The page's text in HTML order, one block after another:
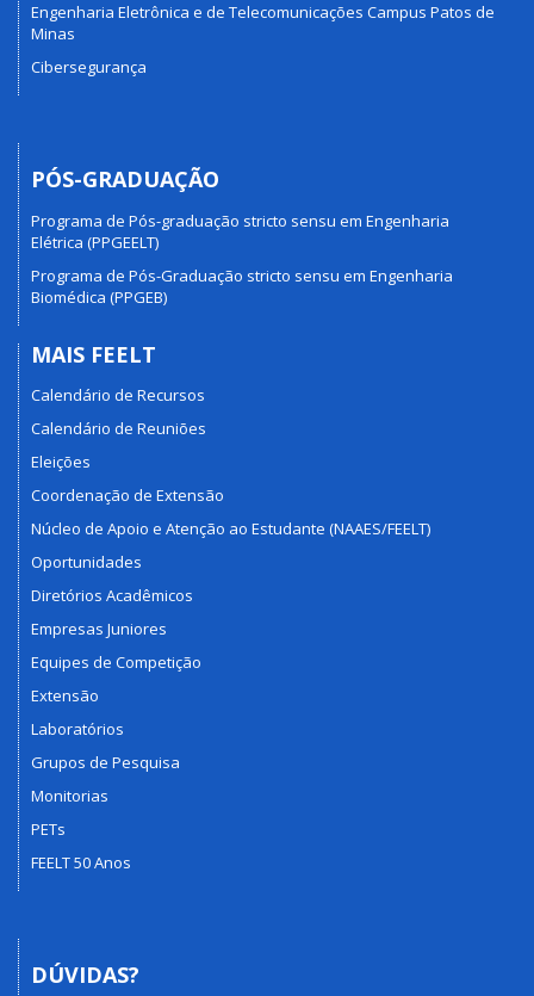
Engenharia Eletrônica e de Telecomunicações Campus Patos de
Minas
Cibersegurança
PÓS-GRADUAÇÃO
Programa de Pós-graduação stricto sensu em Engenharia
Elétrica (PPGEELT)
Programa de Pós-Graduação stricto sensu em Engenharia
Biomédica (PPGEB)
MAIS FEELT
Calendário de Recursos
Calendário de Reuniões
Eleições
Coordenação de Extensão
Núcleo de Apoio e Atenção ao Estudante (NAAES/FEELT)
Oportunidades
Diretórios Acadêmicos
Empresas Juniores
Equipes de Competição
Extensão
Laboratórios
Grupos de Pesquisa
Monitorias
PETs
FEELT 50 Anos
DÚVIDAS?